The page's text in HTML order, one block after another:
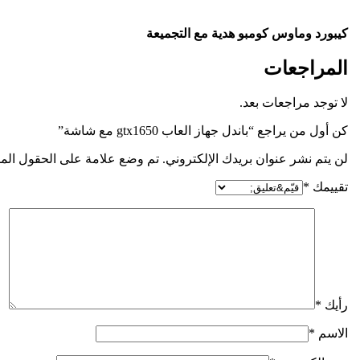
كيبورد وماوس كومبو هدية مع التجميعة
المراجعات
لا توجد مراجعات بعد.
كن أول من يراجع “باندل جهاز العاب gtx1650 مع شاشة”
لن يتم نشر عنوان بريدك الإلكتروني. تم وضع علامة على الحقول
تقييمك *
رأيك *
الاسم *